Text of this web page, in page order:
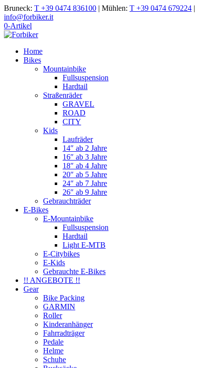
Bruneck: T +39 0474 836100 | Mühlen: T +39 0474 679224 |
info@forbiker.it
0-Artikel
Home
Bikes
Mountainbike
Fullsuspension
Hardtail
Straßenräder
GRAVEL
ROAD
CITY
Kids
Laufräder
14″ ab 2 Jahre
16″ ab 3 Jahre
18″ ab 4 Jahre
20″ ab 5 Jahre
24″ ab 7 Jahre
26″ ab 9 Jahre
Gebrauchträder
E-Bikes
E-Mountainbike
Fullsuspension
Hardtail
Light E-MTB
E-Citybikes
E-Kids
Gebrauchte E-Bikes
!! ANGEBOTE !!
Gear
Bike Packing
GARMIN
Roller
Kinderanhänger
Fahrradträger
Pedale
Helme
Schuhe